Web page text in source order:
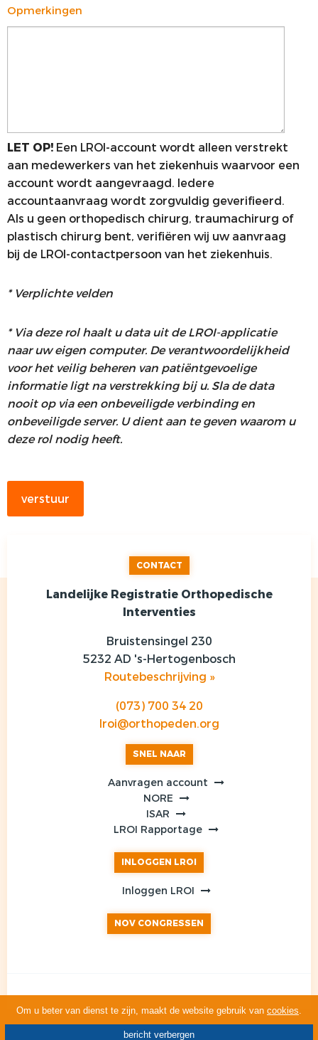
Opmerkingen
LET OP! Een LROI-account wordt alleen verstrekt
aan medewerkers van het ziekenhuis waarvoor een
account wordt aangevraagd. Iedere
accountaanvraag wordt zorgvuldig geverifieerd.
Als u geen orthopedisch chirurg, traumachirurg of
plastisch chirurg bent, verifiëren wij uw aanvraag
bij de LROI-contactpersoon van het ziekenhuis.
* Verplichte velden
* Via deze rol haalt u data uit de LROI-applicatie
naar uw eigen computer. De verantwoordelijkheid
voor het veilig beheren van patiëntgevoelige
informatie ligt na verstrekking bij u. Sla de data
nooit op via een onbeveiligde verbinding en
onbeveiligde server. U dient aan te geven waarom u
deze rol nodig heeft.
CONTACT
Landelijke Registratie Orthopedische
Interventies
Bruistensingel 230
5232 AD 's-Hertogenbosch
Routebeschrijving »
(073) 700 34 20
lroi@orthopeden.org
SNEL NAAR
Aanvragen account
NORE
ISAR
LROI Rapportage
INLOGGEN LROI
Inloggen LROI
NOV CONGRESSEN
Om u beter van dienst te zijn, maakt de website gebruik van cookies.
bericht verbergen